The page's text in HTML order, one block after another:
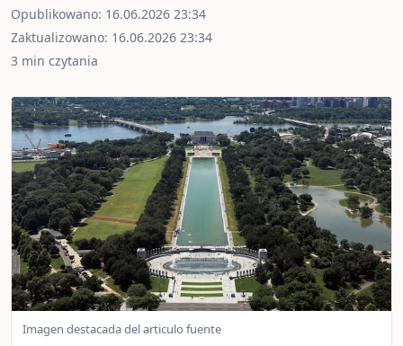
Opublikowano: 16.06.2026 23:34
Zaktualizowano: 16.06.2026 23:34
3 min czytania
Imagen destacada del articulo fuente